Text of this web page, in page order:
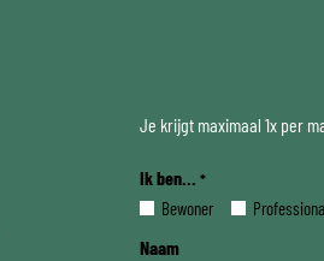
Je krijgt maximaal 1x per
Ik ben... *
Bewoner
Naam